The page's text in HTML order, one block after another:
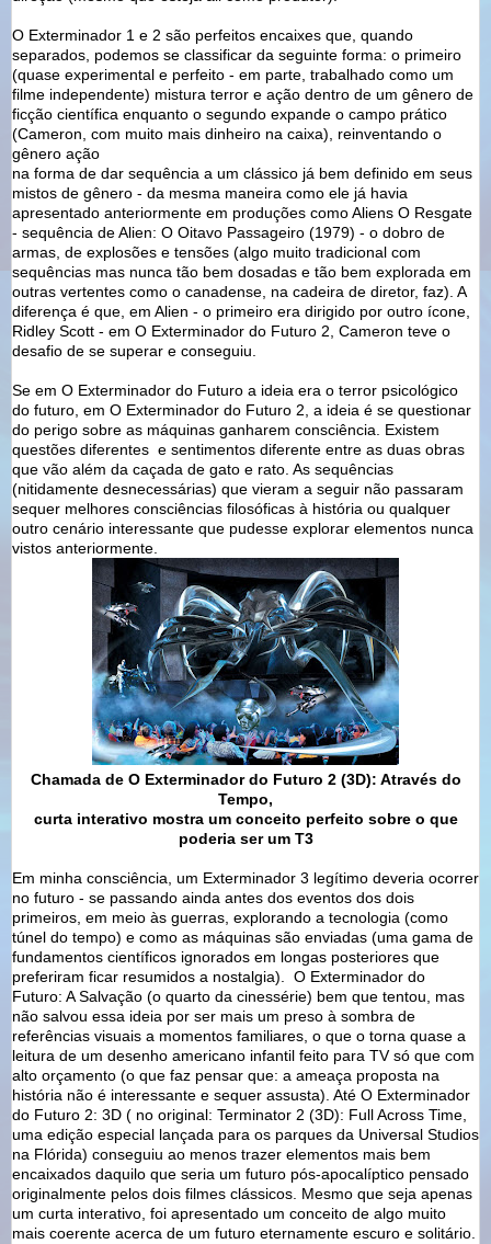
O Exterminador 1 e 2 são perfeitos encaixes que, quando
separados, podemos se classificar da seguinte forma: o primeiro
(quase experimental e perfeito - em parte, trabalhado como um
filme independente) mistura terror e ação dentro de um gênero de
ficção científica enquanto o segundo expande o campo prático
(Cameron, com muito mais dinheiro na caixa), reinventando o
gênero ação
na forma de dar sequência a um clássico já bem definido em seus
mistos de gênero - da mesma maneira como ele já havia
apresentado anteriormente em produções como Aliens O Resgate
- sequência de Alien: O Oitavo Passageiro (1979) - o dobro de
armas, de explosões e tensões (algo muito tradicional com
sequências mas nunca tão bem dosadas e tão bem explorada em
outras vertentes como o canadense, na cadeira de diretor, faz). A
diferença é que, em Alien - o primeiro era dirigido por outro ícone,
Ridley Scott - em O Exterminador do Futuro 2, Cameron teve o
desafio de se superar e conseguiu.
Se em O Exterminador do Futuro a ideia era o terror psicológico
do futuro, em O Exterminador do Futuro 2, a ideia é se questionar
do perigo sobre as máquinas ganharem consciência. Existem
questões diferentes e sentimentos diferente entre as duas obras
que vão além da caçada de gato e rato. As sequências
(nitidamente desnecessárias) que vieram a seguir não passaram
sequer melhores consciências filosóficas à história ou qualquer
outro cenário interessante que pudesse explorar elementos nunca
vistos anteriormente.
Chamada de O Exterminador do Futuro 2 (3D): Através do
Tempo,
curta interativo mostra um conceito perfeito sobre o que
poderia ser um T3
Em minha consciência, um Exterminador 3 legítimo deveria ocorrer
no futuro - se passando ainda antes dos eventos dos dois
primeiros, em meio às guerras, explorando a tecnologia (como
túnel do tempo) e como as máquinas são enviadas (uma gama de
fundamentos científicos ignorados em longas posteriores que
preferiram ficar resumidos a nostalgia). O Exterminador do
Futuro: A Salvação (o quarto da cinessérie) bem que tentou, mas
não salvou essa ideia por ser mais um preso à sombra de
referências visuais a momentos familiares, o que o torna quase a
leitura de um desenho americano infantil feito para TV só que com
alto orçamento (o que faz pensar que: a ameaça proposta na
história não é interessante e sequer assusta). Até O Exterminador
do Futuro 2: 3D ( no original: Terminator 2 (3D): Full Across Time,
uma edição especial lançada para os parques da Universal Studios
na Flórida) conseguiu ao menos trazer elementos mais bem
encaixados daquilo que seria um futuro pós-apocalíptico pensado
originalmente pelos dois filmes clássicos. Mesmo que seja apenas
um curta interativo, foi apresentado um conceito de algo muito
mais coerente acerca de um futuro eternamente escuro e solitário.